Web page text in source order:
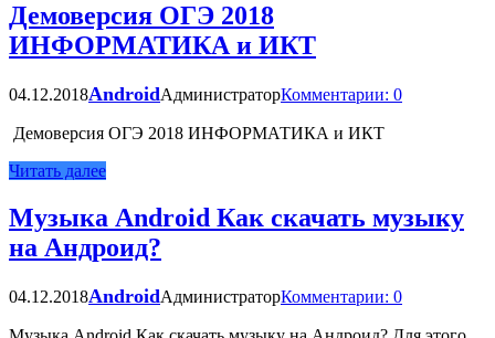
Демоверсия ОГЭ 2018
ИНФОРМАТИКА и ИКТ
04.12.2018AndroidАдминистраторКомментарии: 0
Демоверсия ОГЭ 2018 ИНФОРМАТИКА и ИКТ
Читать далее
Музыка Android Как скачать музыку
на Андроид?
04.12.2018AndroidАдминистраторКомментарии: 0